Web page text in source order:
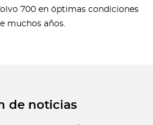
700 en óptimas condiciones
muchos años.
de noticias